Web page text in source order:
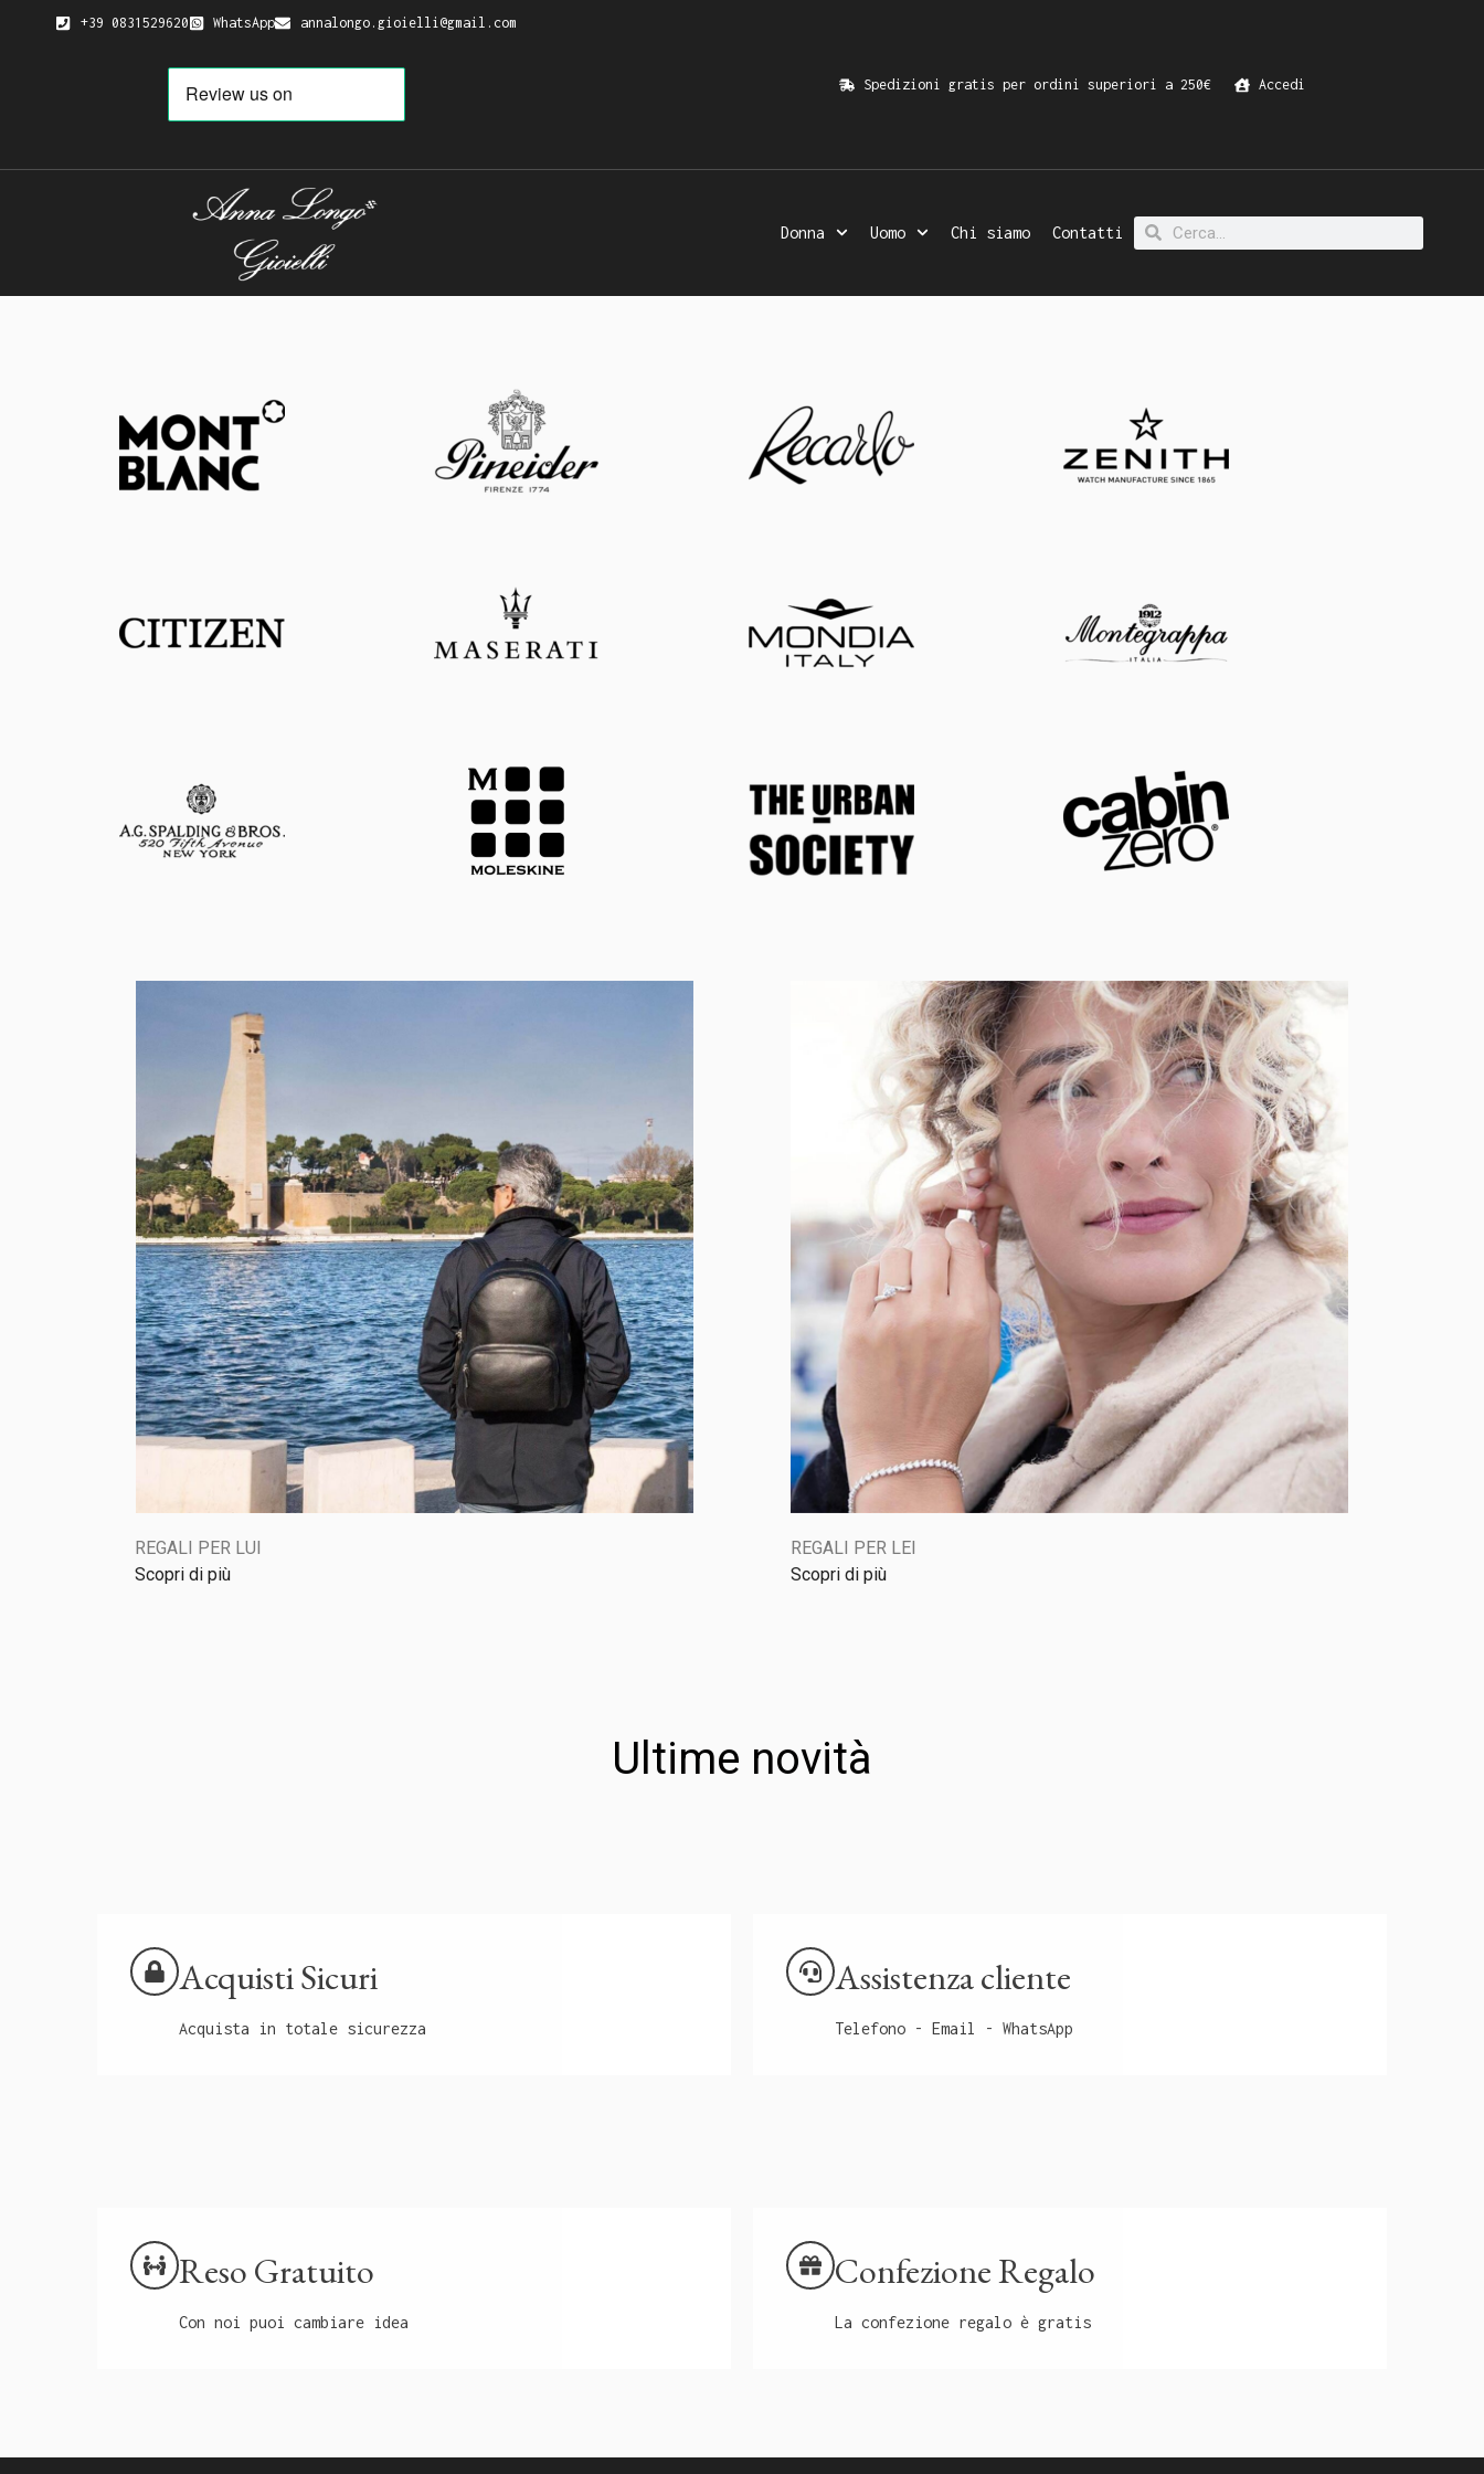
+39 0831529620 WhatsApp annalongo.gioielli@gmail.com
Spedizioni gratis per ordini superiori a 250€ Accedi
Donna Uomo Chi siamo Contatti
REGALI PER LUI
Scopri di più
REGALI PER LEI
Scopri di più
Ultime novità
Acquisti Sicuri
Acquista in totale sicurezza
Assistenza cliente
Telefono - Email - WhatsApp
Reso Gratuito
Con noi puoi cambiare idea
Confezione Regalo
La confezione regalo è gratis